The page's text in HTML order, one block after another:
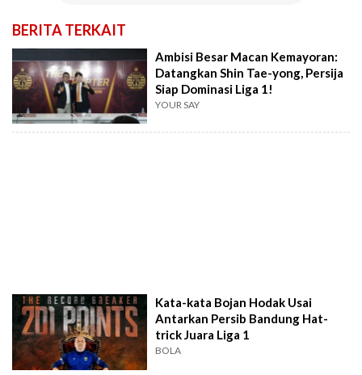
BERITA TERKAIT
Ambisi Besar Macan Kemayoran:
Datangkan Shin Tae-yong, Persija
Siap Dominasi Liga 1!
YOUR SAY
Kata-kata Bojan Hodak Usai
Antarkan Persib Bandung Hat-
trick Juara Liga 1
BOLA